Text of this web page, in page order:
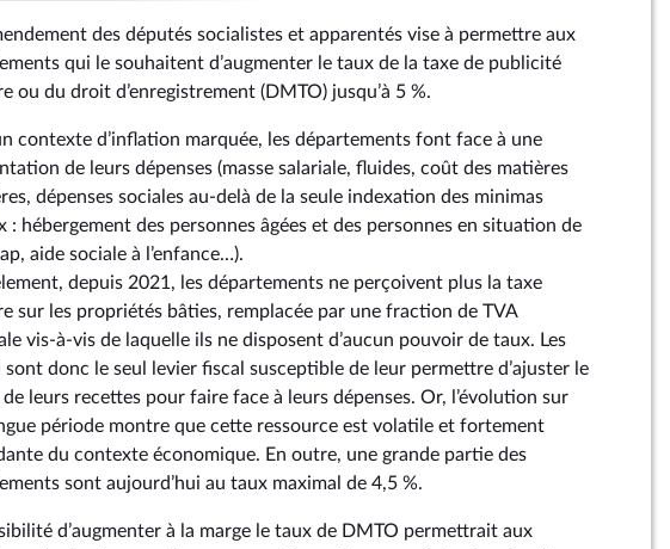
des députés socialistes et apparentés vise à permettre aux
qui le souhaitent d’augmenter le taux de la taxe de publicité
ou du droit d’enregistrement (DMTO) jusqu’à 5 %.
contexte d’inflation marquée, les départements font face à une
de leurs dépenses (masse salariale, fluides, coût des matières
dépenses sociales au-delà de la seule indexation des minimas
: hébergement des personnes âgées et des personnes en situation de
aide sociale à l’enfance…).
depuis 2021, les départements ne perçoivent plus la taxe
sur les propriétés bâties, remplacée par une fraction de TVA
vis-à-vis de laquelle ils ne disposent d’aucun pouvoir de taux. Les
sont donc le seul levier fiscal susceptible de leur permettre d’ajuster le
de leurs recettes pour faire face à leurs dépenses. Or, l’évolution sur
période montre que cette ressource est volatile et fortement
du contexte économique. En outre, une grande partie des
sont aujourd’hui au taux maximal de 4,5 %.
d’augmenter à la marge le taux de DMTO permettrait aux